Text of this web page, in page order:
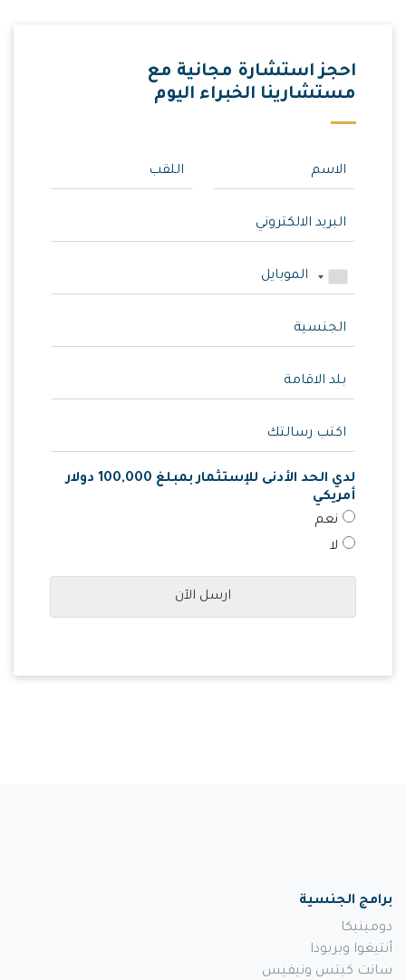
احجز استشارة مجانية مع
مستشارينا الخبراء اليوم
لدي الحد الأدنى للإستثمار بمبلغ 100,000 دولار
أمريكي
نعم
لا
ارسل الآن
برامج الجنسية
دومينيكا
أنتيغوا وبربودا
سانت كيتس ونيفيس